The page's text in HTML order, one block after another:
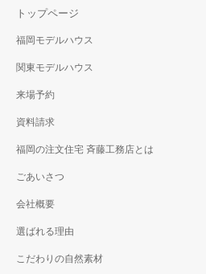
トップページ
福岡モデルハウス
関東モデルハウス
来場予約
資料請求
福岡の注文住宅 斉藤工務店とは
ごあいさつ
会社概要
選ばれる理由
こだわりの自然素材